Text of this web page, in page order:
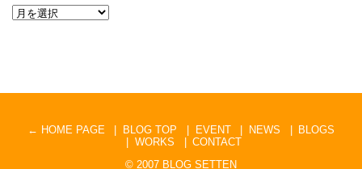
← HOME PAGE BLOG TOP EVENT NEWS
BLOGS
WORKS
CONTACT
© 2007 BLOG SETTEN